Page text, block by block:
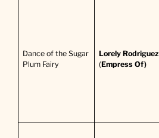
Dance of the Sugar
Plum Fairy
Lorely Rodriguez
(Empress Of)